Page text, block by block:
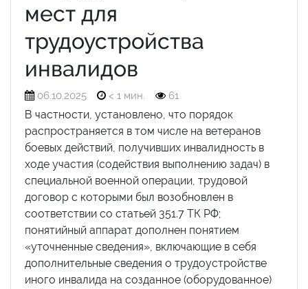
мест для
трудоустройства
инвалидов
06.10.2025 < 1 мин. 61
В частности, установлено, что порядок
распространяется в том числе на ветеранов
боевых действий, получивших инвалидность в
ходе участия (содействия выполнению задач) в
специальной военной операции, трудовой
договор с которыми был возобновлен в
соответствии со статьей 351.7 ТК РФ;
понятийный аппарат дополнен понятием
«уточненные сведения», включающие в себя
дополнительные сведения о трудоустройстве
иного инвалида на созданное (оборудованное)